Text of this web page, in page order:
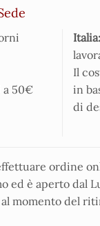
50€
Italia:
Il
in
di
ordine
ed è aperto dal
momento del